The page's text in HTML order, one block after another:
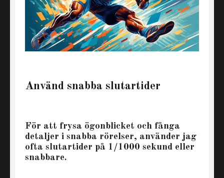
Använd snabba slutartider
För att frysa ögonblicket och fånga
detaljer i snabba rörelser, använder jag
ofta slutartider på 1/1000 sekund eller
snabbare.